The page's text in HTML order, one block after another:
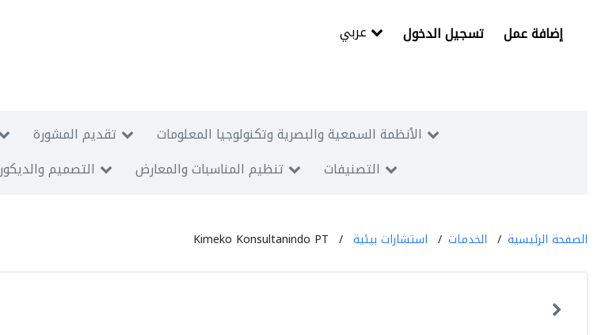
تسجيل الدخول إضافة عمل
تقديم المشورة
الأنظمة السمعية والبصرية وتكنولوجيا المعلومات
التصميم والديكور تنظيم المناسبات والمعارض التصنيفات
الصفحة الرئيسية الخدمات استشارات بيئية Kimeko Konsultanindo PT